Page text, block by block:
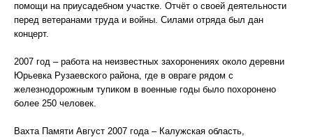
помощи на приусадебном участке. Отчёт о своей деятельности
перед ветеранами труда и войны. Силами отряда был дан
концерт.
2007 год – работа на неизвестных захоронениях около деревни
Юрьевка Рузаевского района, где в овраге рядом с
железнодорожным тупиком в военные годы было похоронено
более 250 человек.
Вахта Памяти Август 2007 года – Калужская область,